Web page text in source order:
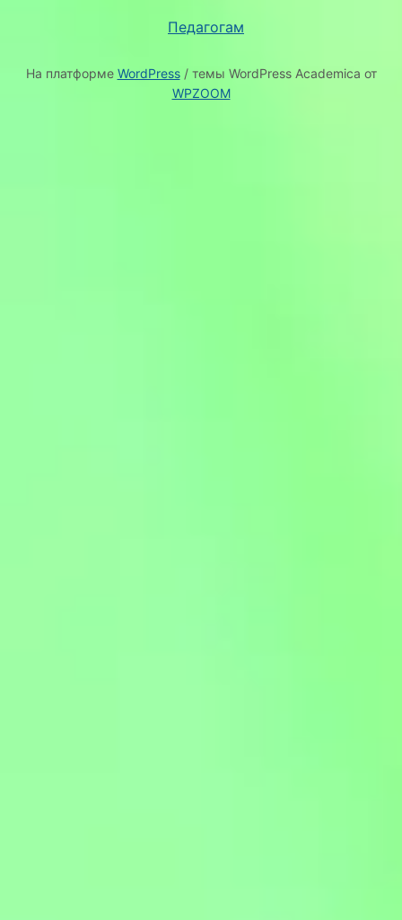
Педагогам
На платформе WordPress/ темы WordPress Academica от
WPZOOM